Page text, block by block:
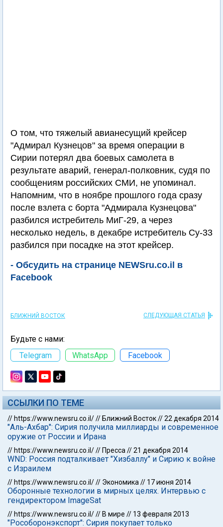
О том, что тяжелый авианесущий крейсер
"Адмирал Кузнецов" за время операции в
Сирии потерял два боевых самолета в
результате аварий, генерал-полковник, судя по
сообщениям российских СМИ, не упоминал.
Напомним, что в ноябре прошлого года сразу
после взлета с борта "Адмирала Кузнецова"
разбился истребитель МиГ-29, а через
несколько недель, в декабре истребитель Су-33
разбился при посадке на этот крейсер.
- Обсудить на странице NEWSru.co.il в
Facebook
БЛИЖНИЙ ВОСТОК СЛЕДУЮЩАЯ СТАТЬЯ
Будьте с нами:
Telegram
WhatsApp Facebook
ССЫЛКИ ПО ТЕМЕ
// https://www.newsru.co.il/// Ближний Восток//22 декабря 2014
"Аль-Ахбар": Сирия получила миллиарды и современное
оружие от России и Ирана
// https://www.newsru.co.il/// Пресса //21 декабря 2014
WND: Россия подталкивает "Хизбаллу" и Сирию к войне
с Израилем
// https://www.newsru.co.il/// Экономика // 17 июня 2014
Оборонные технологии в мирных целях. Интервью с
гендиректором ImageSat
// https://www.newsru.co.il/// В мире // 13 февраля 2013
"Рособоронэкспорт": Сирия покупает только